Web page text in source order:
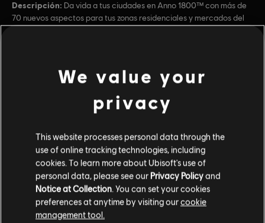
Descripción: Da vida a tus ciudades en Anno 1800™ con más de
70 nuevos aspectos para tus zonas residenciales y mercados del
Compras dentro del juego, Interacción de usuarios
Añadido automáticamente a la biblioteca de Ubisoft
Condiciones del PC:
Necesitas una cuenta Ubisoft e instalar la
aplicación Ubisoft Connect para jugar este contenido.
© 2021 Ubisoft Entertainment. All Rights Reserved. Anno 1800™, Ubisoft and the Ubisoft
logo are registered or unregistered trademarks of Ubisoft Entertainment in the US
ver más
Contenido adicional
Anno 1800
Bundle Pack Cosmético 2
$39.99
We value your
privacy
This website processes personal data through the
use of online tracking technologies, including
cookies. To learn more about Ubisoft's use of
personal data, please see our Privacy Policyand
Notice at Collection. You can set your cookies
preferences at anytime by visiting ourcookie
management tool.